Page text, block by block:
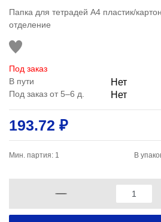
Папка для тетрадей А4 пластик/
отделение
Под заказ
В пути
Нет
Под заказ от 5–6 д. Нет
193.72 ₽
Мин. партия: 1 В